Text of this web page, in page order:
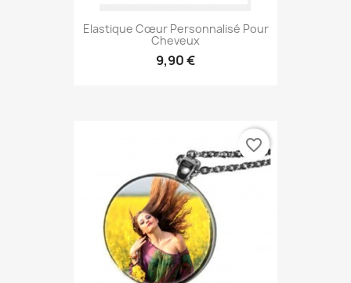
Elastique Cœur Personnalisé Pour
Cheveux
9,90 €
favorite_border